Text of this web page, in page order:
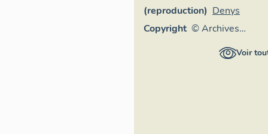
(reproduction) Denys
Copyright © Archives
départementales
Voir